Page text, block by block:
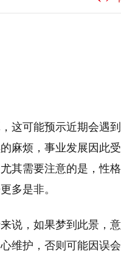
这可能预示近期会遇
麻烦，事业发展因此
其需要注意的是，性
多是非。
说，如果梦到此景，
维护，否则可能因误会